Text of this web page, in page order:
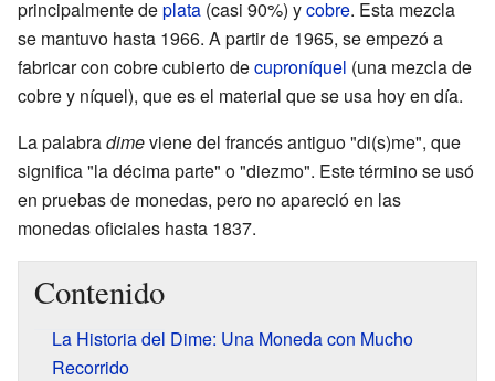
principalmente deplata (casi 90%) ycobre. Esta mezcla
se mantuvo hasta 1966. A partir de 1965, se empezó a
fabricar con cobre cubierto decuproníquel (una mezcla de
cobre y níquel), que es el material que se usa hoy en día.
La palabradimeviene del francés antiguo "di(s)me", que
significa "la décima parte" o "diezmo". Este término se usó
en pruebas de monedas, pero no apareció en las
monedas oficiales hasta 1837.
Contenido
La Historia del Dime: Una Moneda con Mucho
Recorrido